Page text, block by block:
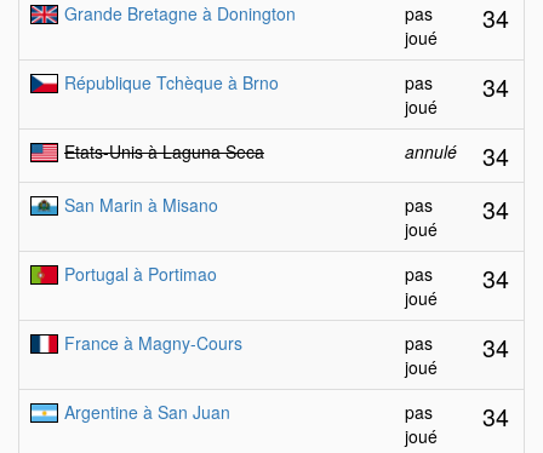
Grande Bretagne à Donington
pas
joué
34
République Tchèque à Brno
pas
joué
34
Etats-Unis à Laguna Seca annulé 34
San Marin à Misano
pas
joué
34
Portugal à Portimao
pas
joué
34
France à Magny-Cours
pas
joué
34
Argentine à San Juan
pas
joué
34